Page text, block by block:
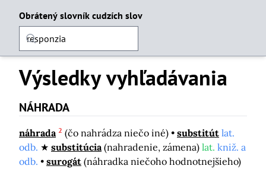
Obrátený slovník cudzích slov
Výsledky vyhľadávania
NÁHRADA
náhrada 2 (čo nahrádza niečo iné) substitút lat.
odb.
substitúcia (nahradenie, zámena) lat. kniž. a
odb.
surogát (náhradka niečoho hodnotnejšieho)